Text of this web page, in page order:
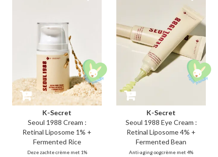
verbetert de vitaliteit van de
K-Secret
Seoul 1988 Cream :
Retinal Liposome 1% +
Fermented Rice
Deze zachte crème met 1%
K-Secret
Seoul 1988 Eye Cream :
Retinal Liposome 4% +
Fermented Bean
Anti-aging oogcrème met 4%